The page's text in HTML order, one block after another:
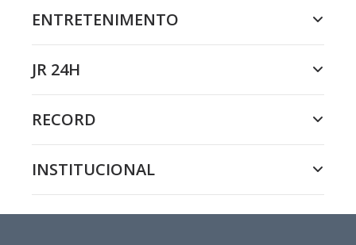
ENTRETENIMENTO
JR 24H
RECORD
INSTITUCIONAL